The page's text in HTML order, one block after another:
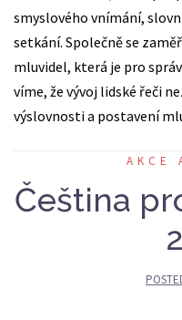
smyslového vnímání,
setkání. Společně se
mluvidel, která je pro
víme, že vývoj lidské řeči
výslovnosti a postavení
AKCE
Čeština